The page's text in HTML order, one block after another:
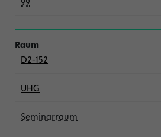
D2-152
UHG
Seminarraum